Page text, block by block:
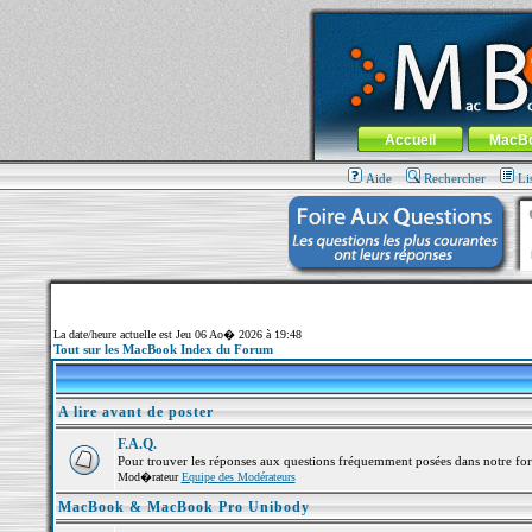
MacBook-fr.com : 100% Apple... 100%
Aller au contenu-Aller au menu
Menu général
Accueil
Aide Rechercher
La date/heure actuelle est Jeu 06 Ao� 2026 à 19:48
Tout sur les MacBook Index du Forum
A lire avant de poster
F.A.Q.
Pour trouver les réponses aux questions fréquemment posées dans notre
Mod�rateurEquipe des Modérateurs
MacBook & MacBook Pro Unibody